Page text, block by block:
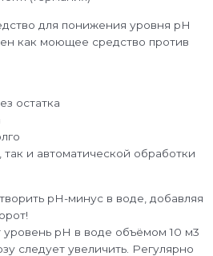
для понижения уровня рН
как моющее средство против
остатка
и автоматической обработки
рН-минус в воде, добавляя
уровень рН в воде объёмом 10 м3
следует увеличить. Регулярно